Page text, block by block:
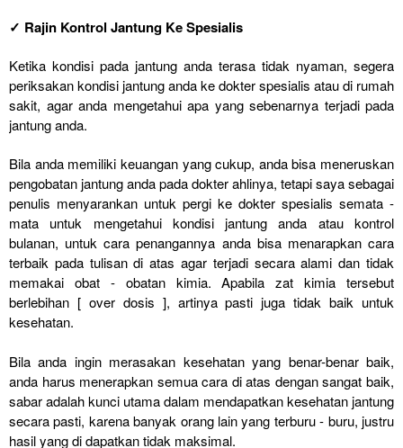
✓ Rajin Kontrol Jantung Ke Spesialis
Ketika kondisi pada jantung anda terasa tidak nyaman, segera
periksakan kondisi jantung anda ke dokter spesialis atau di rumah
sakit, agar anda mengetahui apa yang sebenarnya terjadi pada
jantung anda.
Bila anda memiliki keuangan yang cukup, anda bisa meneruskan
pengobatan jantung anda pada dokter ahlinya, tetapi saya sebagai
penulis menyarankan untuk pergi ke dokter spesialis semata -
mata untuk mengetahui kondisi jantung anda atau kontrol
bulanan, untuk cara penangannya anda bisa menarapkan cara
terbaik pada tulisan di atas agar terjadi secara alami dan tidak
memakai obat - obatan kimia. Apabila zat kimia tersebut
berlebihan [ over dosis ], artinya pasti juga tidak baik untuk
kesehatan.
Bila anda ingin merasakan kesehatan yang benar-benar baik,
anda harus menerapkan semua cara di atas dengan sangat baik,
sabar adalah kunci utama dalam mendapatkan kesehatan jantung
secara pasti, karena banyak orang lain yang terburu - buru, justru
hasil yang di dapatkan tidak maksimal.